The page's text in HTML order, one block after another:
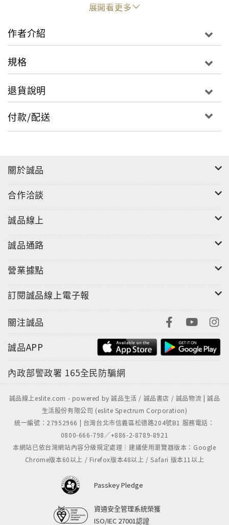
展開看更多
作者介紹
規格
退貨說明
付款/配送
關於誠品
合作洽談
誠品線上
誠品通路
營業據點
訂閱誠品線上電子報
關注誠品
誠品APP
內政部警政署 165全民防騙網
誠品線上eslite.com - powered by 誠品生活 / 誠品書店 / 誠品物流 | 誠品
生活股份有限公司 (eslite Spectrum Corporation)
統一編號：27952966 | 台灣台北市信義區松德路204號B1 服務電話：
0800-666-798／+886-2-8789-8921
本網站已依台灣網站內容分級規定處理｜建議使用瀏覽器版本：Google
Chrome版本60以上 / Firefox版本48以上 / Safari 版本11以上
Passkey Pledge
資通安全管理系統榮獲
ISO/IEC 27001認證